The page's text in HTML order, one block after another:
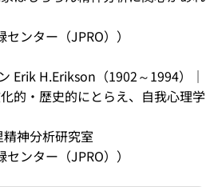
センター（JPRO））
Erik H.Erikson（1902～1994）｜
的・歴史的にとらえ、自我心理学
神分析研究室
センター（JPRO））